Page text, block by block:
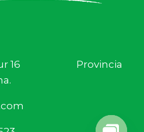
Sur 16 Provincia